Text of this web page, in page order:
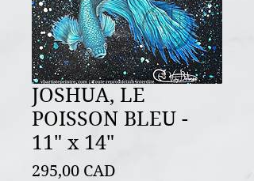
JOSHUA, LE
POISSON BLEU -
11" x 14"
295,00 CAD